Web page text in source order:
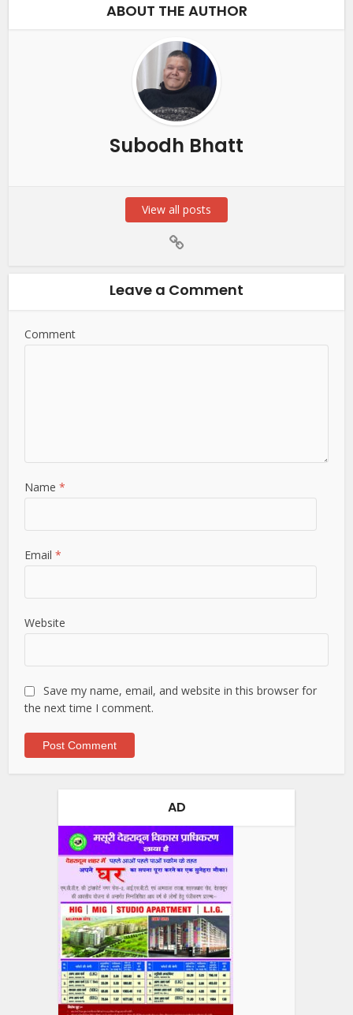
ABOUT THE AUTHOR
Subodh Bhatt
View all posts
Leave a Comment
Comment
Name*
Email*
Website
Save my name, email, and website in this browser for
the next time I comment.
AD